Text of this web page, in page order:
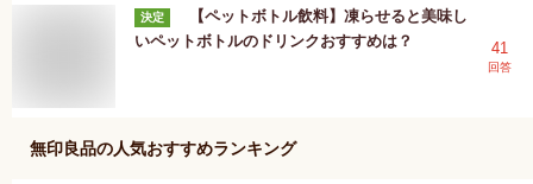
決定
【ペットボトル飲料】凍らせると美味し
いペットボトルのドリンクおすすめは？
41
回答
無印良品の人気おすすめランキング